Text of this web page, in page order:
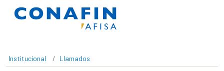
Pasar al contenido principal
Institucional Llamados